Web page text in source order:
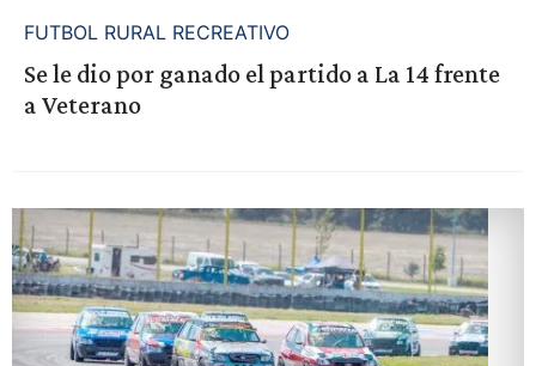
FUTBOL RURAL RECREATIVO
Se le dio por ganado el partido a La 14 frente
a Veterano